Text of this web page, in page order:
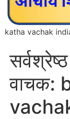
katha vachak
वाचक: